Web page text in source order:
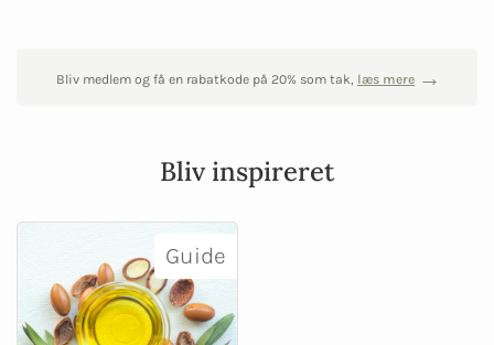
Bliv medlem og få en rabatkode på 20% som tak, læs mere
Bliv inspireret
Guide